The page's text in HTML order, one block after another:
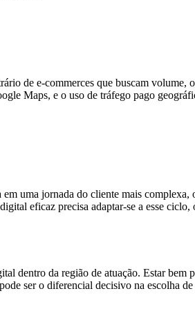
de e-commerces que buscam volume,
Maps, e o uso de tráfego pago
uma jornada do cliente mais
eficaz precisa adaptar-se a esse
dentro da região de atuação. Estar bem
ser o diferencial decisivo na escolha